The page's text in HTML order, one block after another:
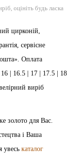
оцініть будь ласка
цирконій,
сервісне
Оплата
| 16.5 | 17 | 17.5 | 18
виріб
золото для Вас.
і Ваша
увесь каталог